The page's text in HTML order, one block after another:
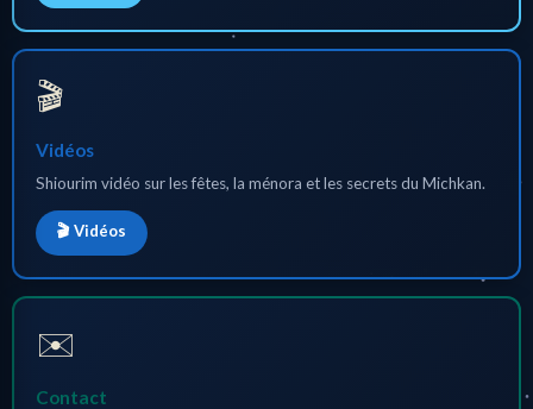
🎬
Vidéos
Shiourim vidéo sur les fêtes, la ménora et les secrets du Michkan.
🎬 Vidéos
✉️
Contact